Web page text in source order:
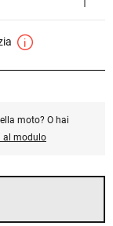
moto? O hai
al modulo